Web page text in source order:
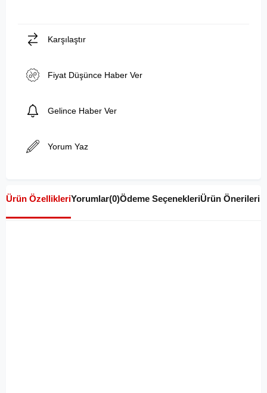
Karşılaştır
Fiyat Düşünce Haber Ver
Gelince Haber Ver
Yorum Yaz
Ürün ÖzellikleriYorumlar(0)Ödeme SeçenekleriÜrün Önerileri